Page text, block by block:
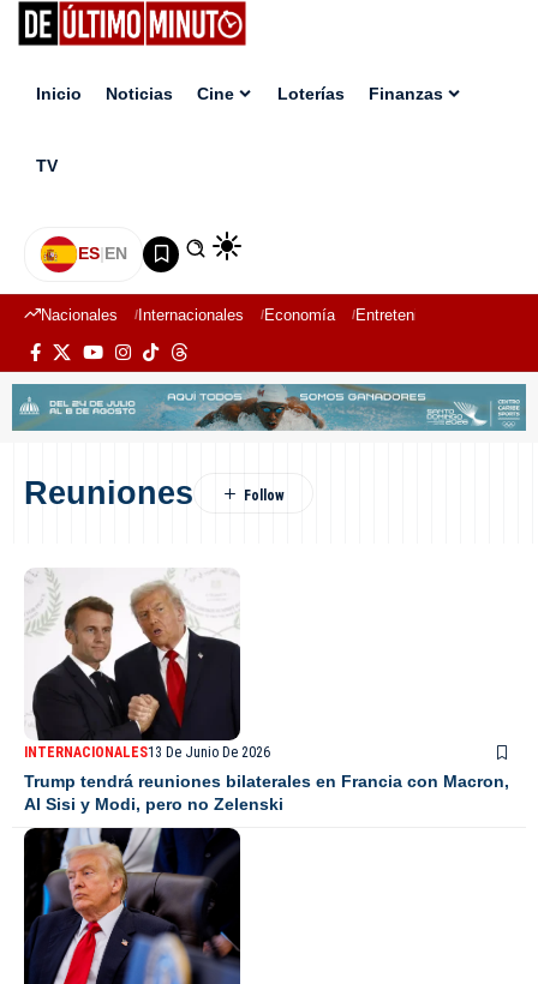
Inicio Noticias Cine Loterías Finanzas
TV
ES|EN
Nacionales Internacionales Economía Entretenimiento
Reuniones
INTERNACIONALES13 De Junio De 2026
Trump tendrá reuniones bilaterales en Francia con Macron,
Al Sisi y Modi, pero no Zelenski